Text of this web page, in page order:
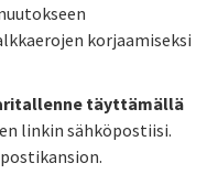
korjaamiseksi
täyttämällä
linkin sähköpostiisi.